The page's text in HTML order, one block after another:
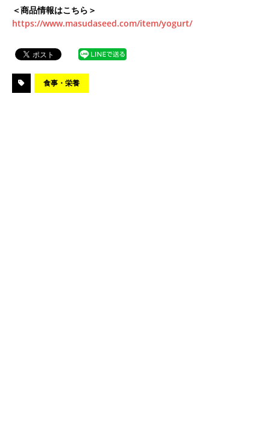
＜商品情報はこちら＞
https://www.masudaseed.com/item/yogurt/
食事・栄養